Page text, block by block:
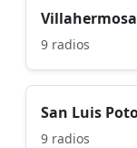
Villahermosa
9 radios
San Luis
9 radios